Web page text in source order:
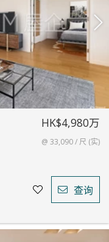
HK$4,980万
@ 33,090 / 尺 (实)
查询